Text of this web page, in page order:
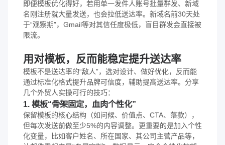
即便模板优化得好，若用单一发件人账号批量群发、新域
名刚注册就大量发送，也会拉低送达率。新域名前30天处
于“观察期”，Gmail等对其信任度极低，盲目群发会直接被
限流。
用对模板，反而能稳定提升送达率
模板不是送达率的“敌人”，选对设计、做好优化，反而能
通过标准化格式提升品牌可信度，辅助提高送达率。分享
几个外贸人实操可行的技巧：
1. 模板“骨架固定，血肉个性化”
保留模板的核心结构（如问候、价值点、CTA、落款），
但每次发送前做至少5%的内容调整。更重要的是加入个性
化变量，比如客户姓名、所在国家、其公司主营产品等，